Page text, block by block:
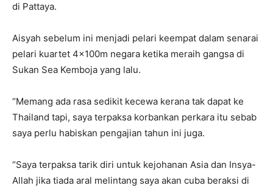
di Pattaya.
Aisyah sebelum ini menjadi pelari keempat dalam senarai
pelari kuartet 4x100m negara ketika meraih gangsa di
Sukan Sea Kemboja yang lalu.
“Memang ada rasa sedikit kecewa kerana tak dapat ke
Thailand tapi, saya terpaksa korbankan perkara itu sebab
saya perlu habiskan pengajian tahun ini juga.
“Saya terpaksa tarik diri untuk kejohanan Asia dan Insya-
Allah jika tiada aral melintang saya akan cuba beraksi di